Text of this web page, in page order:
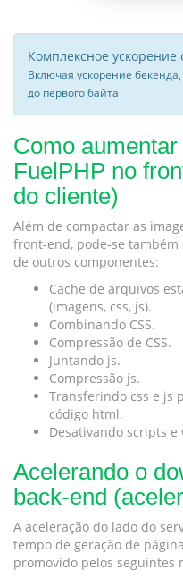
Комплексное
Включая ускорение
до первого байта
Como
FuelPHP no
do cliente)
Além de compactar as
front-end, pode-se
de outros componentes:
Cache de arquivos
(imagens, css, js).
Combinando CSS.
Compressão de CSS.
Juntando js.
Compressão js.
Transferindo css e js
código html.
Desativando scripts e
Acelerando o
back-end
A aceleração do lado do
tempo de geração de
promovido pelos seguintes